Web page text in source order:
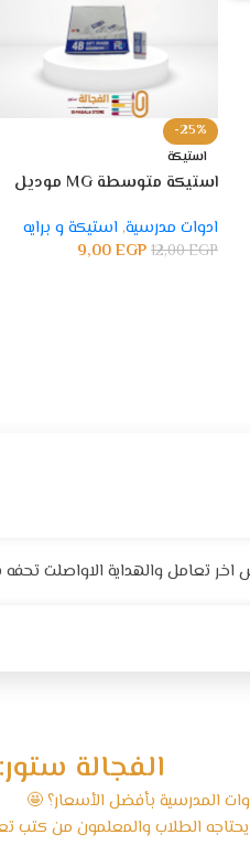
-25%
استيكة
استيكة متوسطة MG موديل
ادوات مدرسية, استيكة و برايه
12,00EGP
9,00EGP
تعامل والهداية الاواصلت
الفجالة
المدرسية بأفضل الأسعار؟ 🤩
الطلاب والمعلمون من كتب